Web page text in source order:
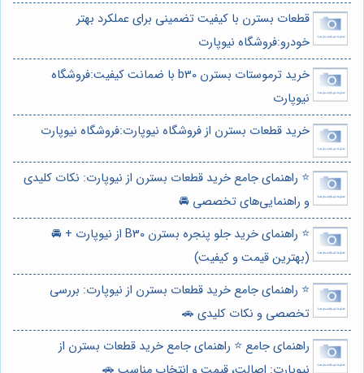
قطعات بسترن با کیفیت تضمینی برای عملکرد بهتر
خودرو:فروشگاه نیوپارت
خرید ترموستات بسترن b30 با ضمانت کیفیت:فروشگاه
نیوپارت
خرید قطعات بسترن از فروشگاه نیوپارت:فروشگاه نیوپارت
⭐️ راهنمای جامع خرید قطعات بسترن از نیوپارت: نکات کلیدی
و راهنمایی‌های تخصصی 🚘
⭐️ راهنمای خرید جلو پنجره بسترن B30 از نیوپارت + 🚘
(بهترین قیمت و کیفیت)
⭐️ راهنمای جامع خرید قطعات بسترن از نیوپارت: بررسی
تخصصی و نکات کلیدی 🚗
راهنمای جامع ⭐️ راهنمای جامع خرید قطعات بسترن از